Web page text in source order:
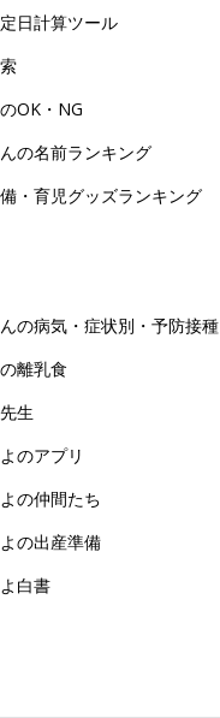
日計算ツール
OK・NG
の名前ランキング
・育児グッズランキング
の病気・症状別・予防接種
離乳食
生
のアプリ
の仲間たち
の出産準備
白書